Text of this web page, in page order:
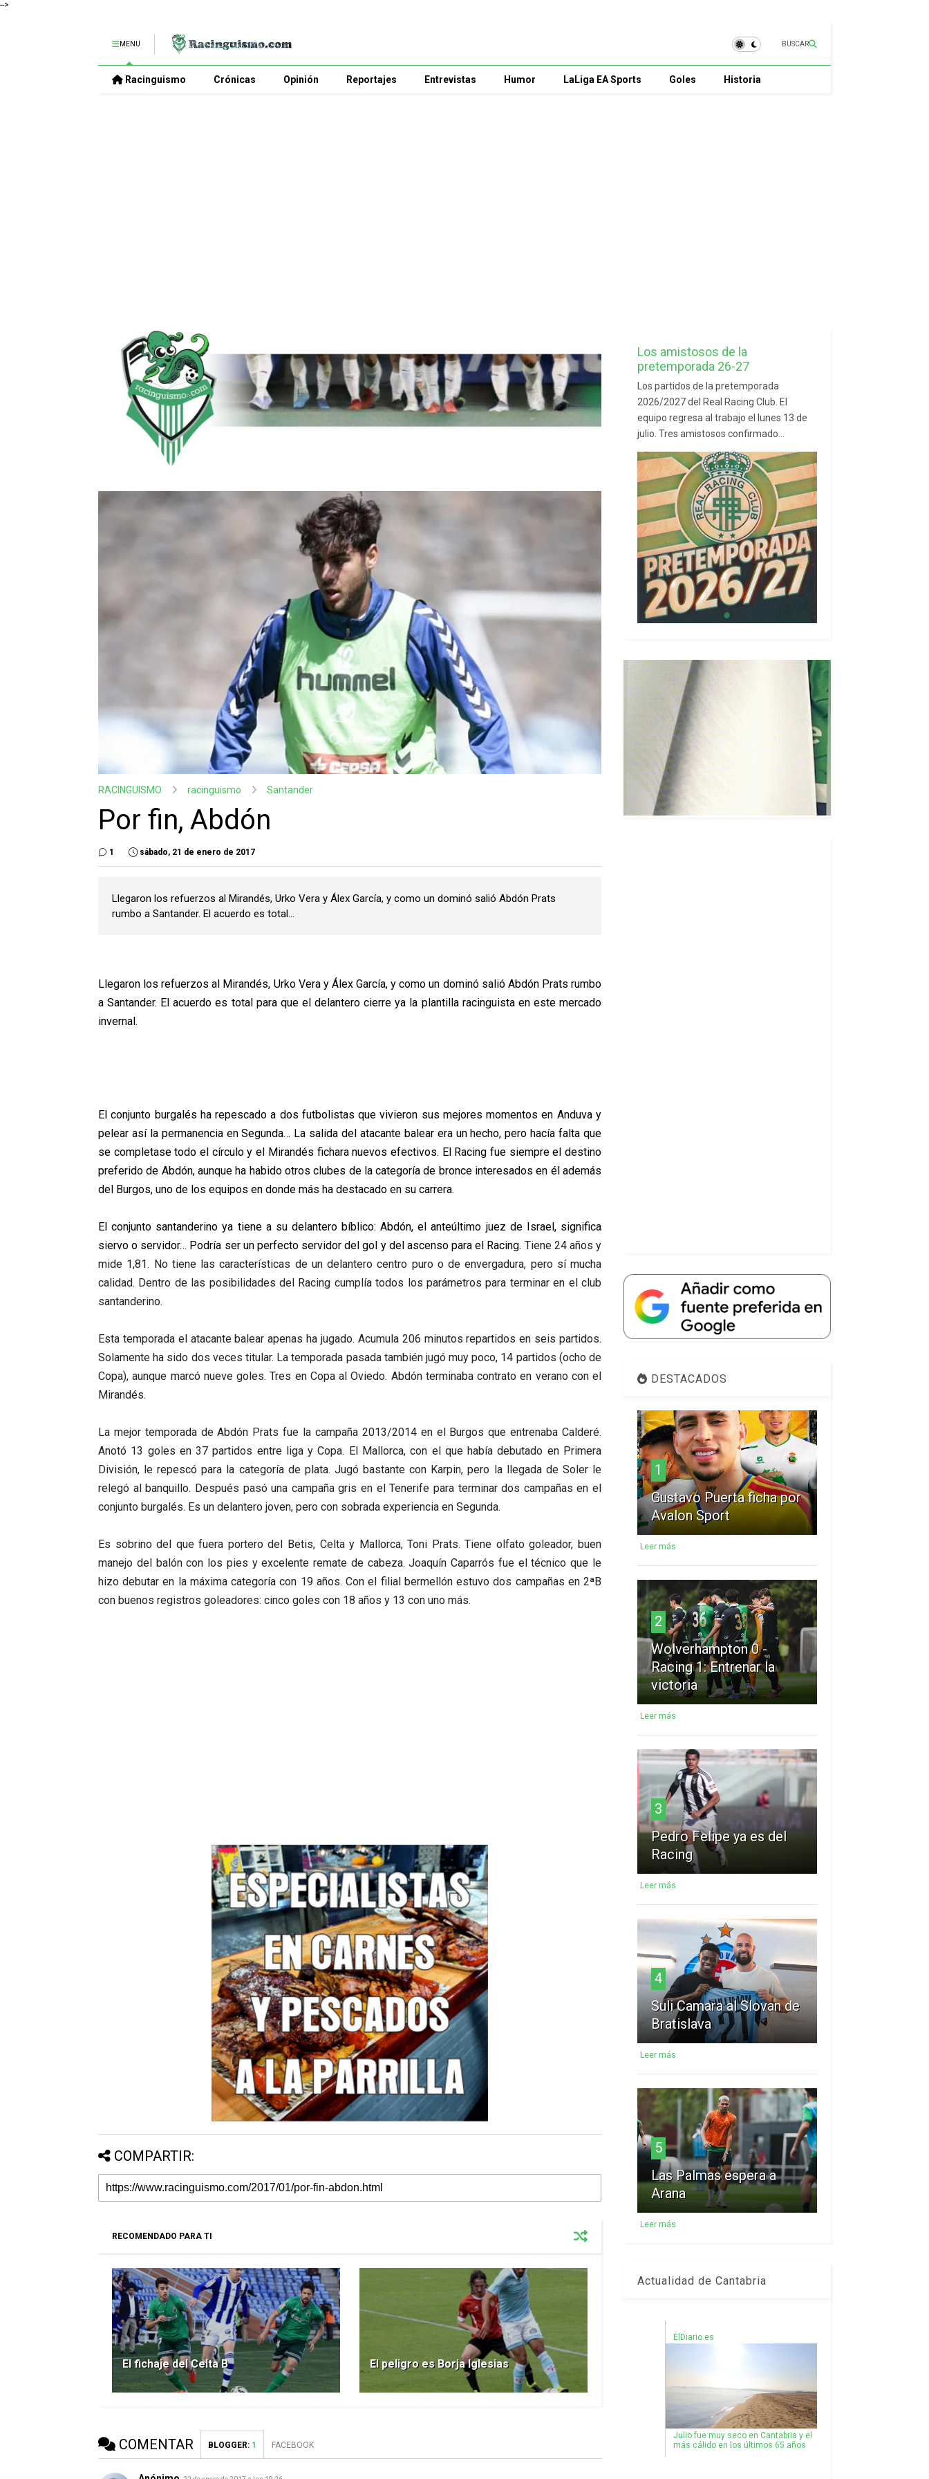
-->
MENU BUSCAR
Racinguismo Crónicas Opinión Reportajes Entrevistas Humor LaLiga EA Sports Goles Historia
RACINGUISMO racinguismo Santander
Por fin, Abdón
1 sábado, 21 de enero de 2017
Llegaron los refuerzos al Mirandés, Urko Vera y Álex García, y como un dominó salió Abdón Prats
rumbo a Santander. El acuerdo es total...
Llegaron los refuerzos al Mirandés, Urko Vera y Álex García, y como un dominó salió Abdón Prats rumbo
a Santander. El acuerdo es total para que el delantero cierre ya la plantilla racinguista en este mercado
invernal.
El conjunto burgalés ha repescado a dos futbolistas que vivieron sus mejores momentos en Anduva y
pelear así la permanencia en Segunda… La salida del atacante balear era un hecho, pero hacía falta que
se completase todo el círculo y el Mirandés fichara nuevos efectivos. El Racing fue siempre el destino
preferido de Abdón, aunque ha habido otros clubes de la categoría de bronce interesados en él además
del Burgos, uno de los equipos en donde más ha destacado en su carrera.
El conjunto santanderino ya tiene a su delantero bíblico: Abdón, el anteúltimo juez de Israel, significa
siervo o servidor… Podría ser un perfecto servidor del gol y del ascenso para el Racing. Tiene 24 años y
mide 1,81. No tiene las características de un delantero centro puro o de envergadura, pero sí mucha
calidad. Dentro de las posibilidades del Racing cumplía todos los parámetros para terminar en el club
santanderino.
Esta temporada el atacante balear apenas ha jugado. Acumula 206 minutos repartidos en seis partidos.
Solamente ha sido dos veces titular. La temporada pasada también jugó muy poco, 14 partidos (ocho de
Copa), aunque marcó nueve goles. Tres en Copa al Oviedo. Abdón terminaba contrato en verano con el
Mirandés.
La mejor temporada de Abdón Prats fue la campaña 2013/2014 en el Burgos que entrenaba Calderé.
Anotó 13 goles en 37 partidos entre liga y Copa. El Mallorca, con el que había debutado en Primera
División, le repescó para la categoría de plata. Jugó bastante con Karpin, pero la llegada de Soler le
relegó al banquillo. Después pasó una campaña gris en el Tenerife para terminar dos campañas en el
conjunto burgalés. Es un delantero joven, pero con sobrada experiencia en Segunda.
Es sobrino del que fuera portero del Betis, Celta y Mallorca, Toni Prats. Tiene olfato goleador, buen
manejo del balón con los pies y excelente remate de cabeza. Joaquín Caparrós fue el técnico que le
hizo debutar en la máxima categoría con 19 años. Con el filial bermellón estuvo dos campañas en 2ªB
con buenos registros goleadores: cinco goles con 18 años y 13 con uno más.
COMPARTIR:
RECOMENDADO PARA TI
El fichaje del Celta B El peligro es Borja Iglesias
COMENTAR BLOGGER: 1 FACEBOOK
Los amistosos de la
pretemporada 26-27
Los partidos de la pretemporada
2026/2027 del Real Racing Club. El
equipo regresa al trabajo el lunes 13 de
julio. Tres amistosos confirmado...
DESTACADOS
1
Gustavo Puerta ficha por
Avalon Sport
Leer más
2
Wolverhampton 0 -
Racing 1: Entrenar la
victoria
Leer más
3
Pedro Felipe ya es del
Racing
Leer más
4
Suli Camara al Slovan de
Bratislava
Leer más
5
Las Palmas espera a
Arana
Leer más
Actualidad de Cantabria
ElDiario.es
Julio fue muy seco en Cantabria y el
más cálido en los últimos 65 años